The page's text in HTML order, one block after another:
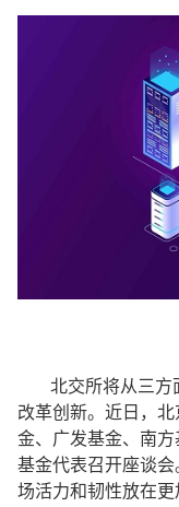
北交所将从三方
改革创新。近日，
金、广发基金、南
基金代表召开座谈
场活力和韧性放在